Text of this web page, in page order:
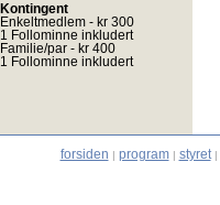
Kontingent
Enkeltmedlem - kr 300
1 Follominne inkludert
Familie/par - kr 400
1 Follominne inkludert
forsiden | program| styret|